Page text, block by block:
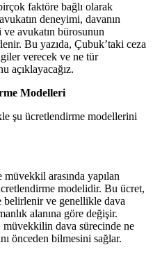
faktöre bağlı olarak
deneyimi, davanın
ve avukatın bürosunun
Bu yazıda, Çubuk’taki ceza
verecek ve ne tür
açıklayacağız.
Modelleri
şu ücretlendirme modellerini
müvekkil arasında yapılan
modelidir. Bu ücret,
belirlenir ve genellikle dava
alanına göre değişir.
müvekkilin dava sürecinde ne
önceden bilmesini sağlar.